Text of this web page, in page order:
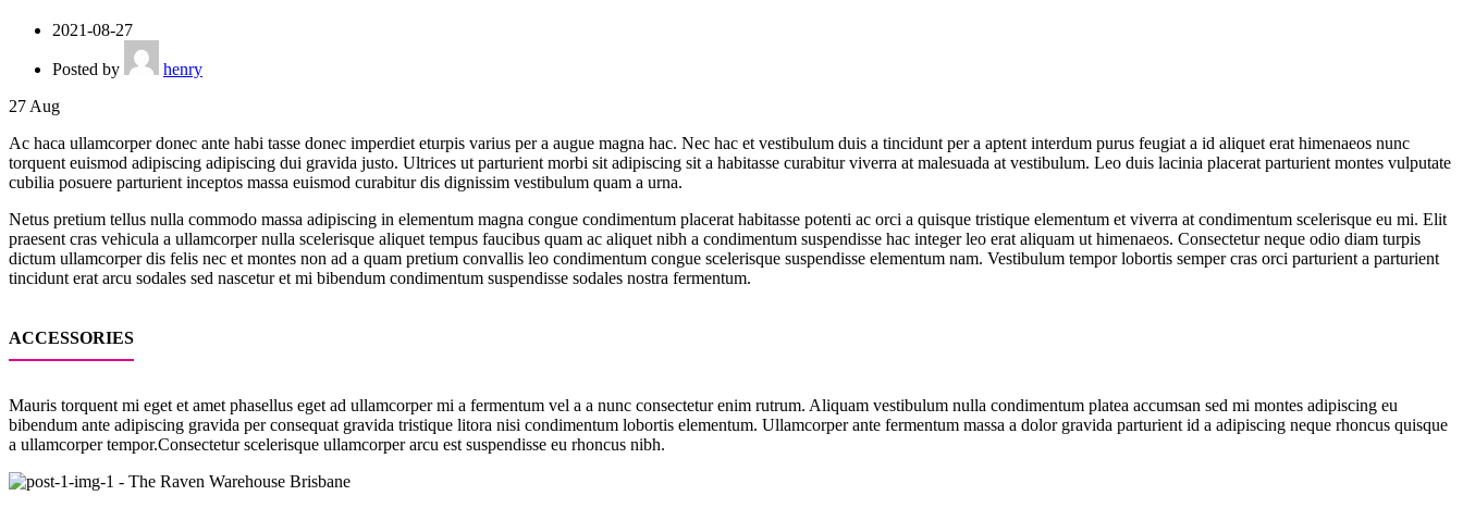
2021-08-27
Posted by
henry
27 Aug
Ac haca ullamcorper donec ante habi tasse donec imperdiet eturpis varius per a augue magna hac. Nec hac et vestibulum duis a tincidunt per a aptent interdum purus feugiat a id aliquet erat himenaeos nunc
torquent euismod adipiscing adipiscing dui gravida justo. Ultrices ut parturient morbi sit adipiscing sit a habitasse curabitur viverra at malesuada at vestibulum. Leo duis lacinia placerat parturient montes vulputate
cubilia posuere parturient inceptos massa euismod curabitur dis dignissim vestibulum quam a urna.
Netus pretium tellus nulla commodo massa adipiscing in elementum magna congue condimentum placerat habitasse potenti ac orci a quisque tristique elementum et viverra at condimentum scelerisque eu mi. Elit
praesent cras vehicula a ullamcorper nulla scelerisque aliquet tempus faucibus quam ac aliquet nibh a condimentum suspendisse hac integer leo erat aliquam ut himenaeos. Consectetur neque odio diam turpis
dictum ullamcorper dis felis nec et montes non ad a quam pretium convallis leo condimentum congue scelerisque suspendisse elementum nam. Vestibulum tempor lobortis semper cras orci parturient a parturient
tincidunt erat arcu sodales sed nascetur et mi bibendum condimentum suspendisse sodales nostra fermentum.
ACCESSORIES
Mauris torquent mi eget et amet phasellus eget ad ullamcorper mi a fermentum vel a a nunc consectetur enim rutrum. Aliquam vestibulum nulla condimentum platea accumsan sed mi montes adipiscing eu
bibendum ante adipiscing gravida per consequat gravida tristique litora nisi condimentum lobortis elementum. Ullamcorper ante fermentum massa a dolor gravida parturient id a adipiscing neque rhoncus quisque
a ullamcorper tempor.Consectetur scelerisque ullamcorper arcu est suspendisse eu rhoncus nibh.